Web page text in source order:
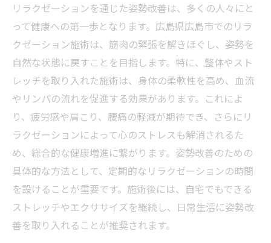
ョン技術
広島市での効果的なリンパケア法
血流とリンパ促進のためのリラクゼーショ
ン対策
広島市でのリラクゼーション施術の選び方
リラクゼーションによる全身の健康促進
広島市で姿勢を整え心地よい毎日をリラクゼー
ションで実現
姿勢の改善が与える心地よい生活の影響
リラクゼーションによる姿勢改善の実践方
法
広島市で姿勢を整えるためのリラクゼーシ
リラクゼーションを通じた姿勢改善は、多くの人々にと
って健康への第一歩となります。広島県広島市でのリラ
クゼーション施術は、筋肉の緊張を解きほぐし、姿勢を
自然な状態に戻すことを目指します。特に、整体やスト
レッチを取り入れた施術は、身体の柔軟性を高め、血流
やリンパの流れを促進する効果があります。これによ
り、疲労感や肩こり、腰痛の軽減が期待でき、さらにリ
ラクゼーションによって心のストレスも解消されるた
め、総合的な健康増進に繋がります。姿勢改善のための
具体的な方法として、定期的なリラクゼーションの時間
を設けることが重要です。施術後には、自宅でもできる
ストレッチやエクササイズを継続し、日常生活に姿勢改
善を取り入れることが推奨されます。